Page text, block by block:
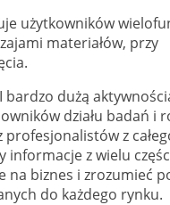
użytkowników
materiałów, przy
dużą
działu badań i
profesjonalistów z
informacje z wielu
na biznes i zrozumieć
do każdego rynku.